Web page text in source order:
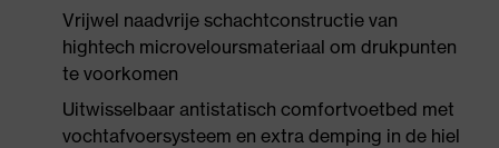
Vrijwel naadvrije schachtconstructie van
hightech microveloursmateriaal om drukpunten
te voorkomen
Uitwisselbaar antistatisch comfortvoetbed met
vochtafvoersysteem en extra demping in de hiel